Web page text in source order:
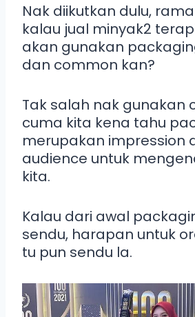
Nak diikutkan dulu,
kalau jual minyak2
akan gunakan
dan common kan?
Tak salah nak gunakan
cuma kita kena tahu
merupakan impression
audience untuk
kita.
Kalau dari awal
sendu, harapan untuk
tu pun sendu la.